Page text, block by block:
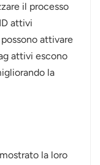
il processo
attivi
attivare
attivi escono
la
la loro